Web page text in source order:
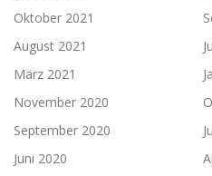
Oktober 2021
August 2021
März 2021
November 2020
September 2020
Juni 2020